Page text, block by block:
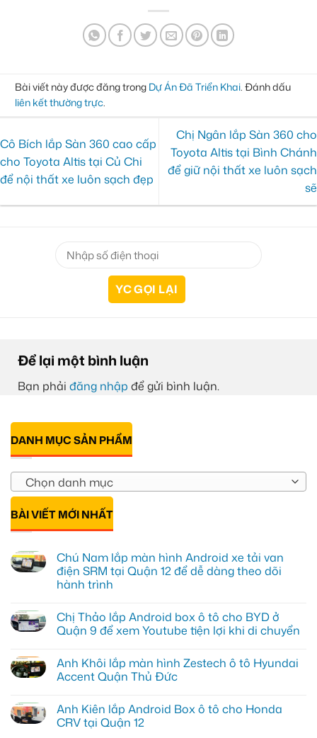
Bài viết này được đăng trong Dự Án Đã Triển Khai . Đánh dấu
liên kết thường trực
Cô Bích lắp Sàn 360 cao cấp
cho Toyota Altis tại Củ Chi
để nội thất xe luôn sạch đẹp
Chị Ngân lắp Sàn 360 cho
Toyota Altis tại Bình Chánh
để giữ nội thất xe luôn sạch
sẽ
Để lại một bình luận
Bạn phải đăng nhập để gửi bình luận.
DANH MỤC SẢN PHẨM
Chọn danh mục
BÀI VIẾT MỚI NHẤT
Chú Nam lắp màn hình Android xe tải van
điện SRM tại Quận 12 để dễ dàng theo dõi
hành trình
bình
luận
ở
lắp
màn
hình
tải
van
điện
Chị Thảo lắp Android box ô tô cho BYD ở
Quận 9 để xem Youtube tiện lợi khi di chuyển
bình
luận
ở
lắp
Android
box
Anh Khôi lắp màn hình Zestech ô tô Hyundai
Accent Quận Thủ Đức
bình
luận
ở
Anh Kiên lắp Android Box ô tô cho Honda
CRV tại Quận 12